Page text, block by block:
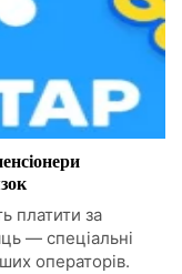
платити за
— спеціальні
операторів.